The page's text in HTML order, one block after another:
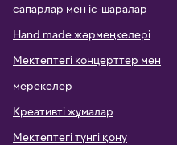
сапарлар мен іс-шаралар
Hand made жәрмеңкелері
Мектептегі концерттер мен
мерекелер
Креативті жұмалар
Мектептегі түнгі қону